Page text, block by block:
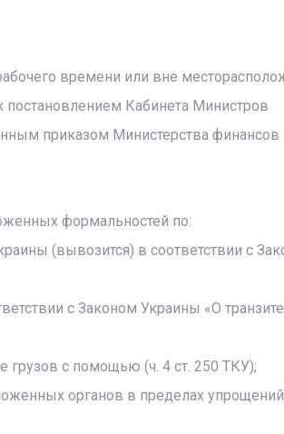
времени или вне
Кабинета Министров
приказом Министерства финансов
формальностей по:
(вывозится) в соответствии с
с Законом Украины «О транзите
с помощью (ч. 4 ст. 250 ТКУ);
органов в пределах